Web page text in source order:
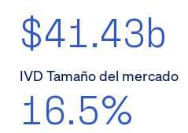
$41.43b
IVD Tamaño del mercado
16.5%